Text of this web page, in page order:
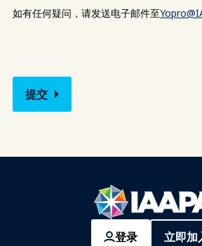
如有任何疑问，请发送电子邮件至
登录 立即加